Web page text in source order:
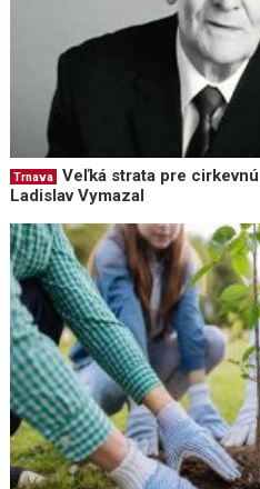
Trnava
Veľká strata pre
Ladislav Vymazal